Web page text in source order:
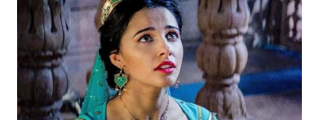
WAHANA
HEALTH
WAHANA
DESA
WISATA